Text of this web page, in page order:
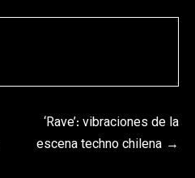
‘Rave’: vibraciones de la
escena techno chilena